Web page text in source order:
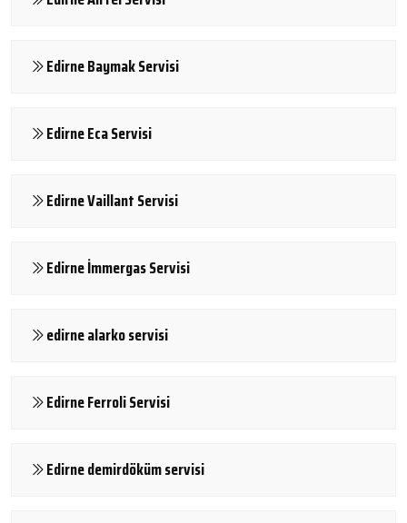
Edirne Baymak Servisi
Edirne Eca Servisi
Edirne Vaillant Servisi
Edirne İmmergas Servisi
edirne alarko servisi
Edirne Ferroli Servisi
Edirne demirdöküm servisi